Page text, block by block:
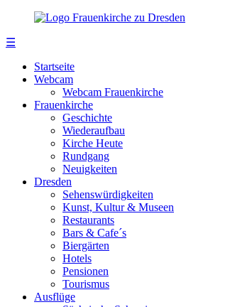
☰
Startseite
Webcam
Webcam Frauenkirche
Frauenkirche
Geschichte
Wiederaufbau
Kirche Heute
Rundgang
Neuigkeiten
Dresden
Sehenswürdigkeiten
Kunst, Kultur & Museen
Restaurants
Bars & Cafe´s
Biergärten
Hotels
Pensionen
Tourismus
Ausflüge